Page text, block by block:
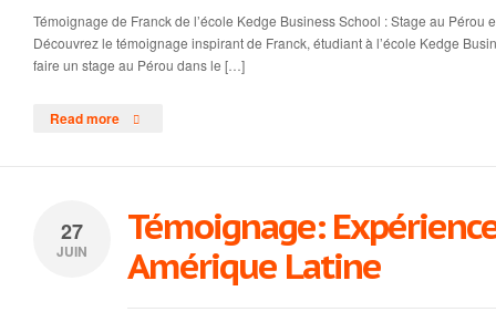
Témoignage de Franck de l’école Kedge Business School : Stage au Pérou
Découvrez le témoignage inspirant de Franck, étudiant à l’école Kedge
faire un stage au Pérou dans le […]
Read more
27
JUIN
Témoignage:
Amérique Latine